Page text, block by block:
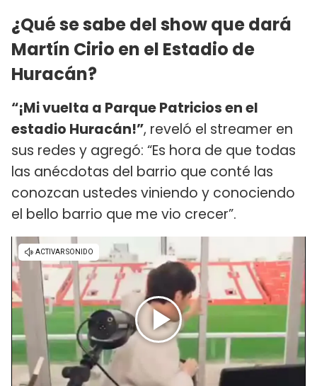
¿Qué se sabe del show que dará
Martín Cirio en el Estadio de
Huracán?
“¡Mi vuelta a Parque Patricios en el
estadio Huracán!”, reveló el streamer en
sus redes y agregó: “Es hora de que todas
las anécdotas del barrio que conté las
conozcan ustedes viniendo y conociendo
el bello barrio que me vio crecer”.